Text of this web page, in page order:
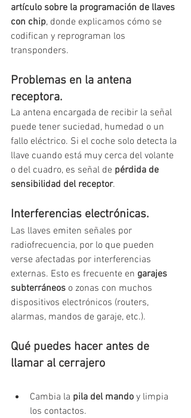
artículo sobre la programación de llaves
con chip, donde explicamos cómo se
codifican y reprograman los
transponders.
Problemas en la antena
receptora.
La antena encargada de recibir la señal
puede tener suciedad, humedad o un
fallo eléctrico. Si el coche solo detecta la
llave cuando está muy cerca del volante
o del cuadro, es señal de pérdida de
sensibilidad del receptor.
Interferencias electrónicas.
Las llaves emiten señales por
radiofrecuencia, por lo que pueden
verse afectadas por interferencias
externas. Esto es frecuente en garajes
subterráneos o zonas con muchos
dispositivos electrónicos (routers,
alarmas, mandos de garaje, etc.).
Qué puedes hacer antes de
llamar al cerrajero
Cambia la pila del mando y limpia
los contactos.